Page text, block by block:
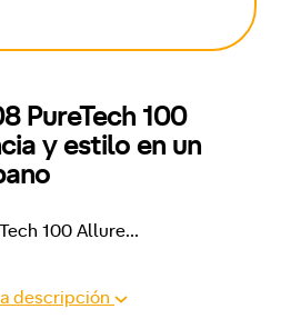
PureTech 100
y estilo en un
100 Allure...
descripción